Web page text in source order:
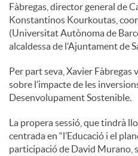
Fàbregas, director general de
Konstantinos Kourkoutas,
(Universitat Autònoma de
alcaldessa de l’Ajuntament de
Per part seva, Xavier Fàbregas
sobre l’impacte de les
Desenvolupament Sostenible.
La propera sessió, que tindrà
centrada en “l’Educació i el
participació de David Murano,